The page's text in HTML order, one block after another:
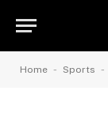
Home - Sports -